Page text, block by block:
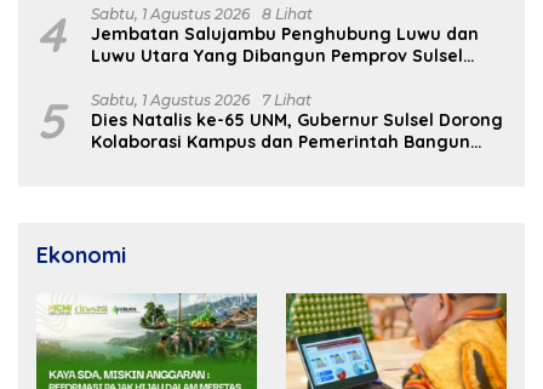
4 Sabtu, 1 Agustus 2026 8 Lihat
Jembatan Salujambu Penghubung Luwu dan
Luwu Utara Yang Dibangun Pemprov Sulsel
5 Sabtu, 1 Agustus 2026 7 Lihat
Dies Natalis ke-65 UNM, Gubernur Sulsel Dorong
Kolaborasi Kampus dan Pemerintah Bangun
Ekonomi